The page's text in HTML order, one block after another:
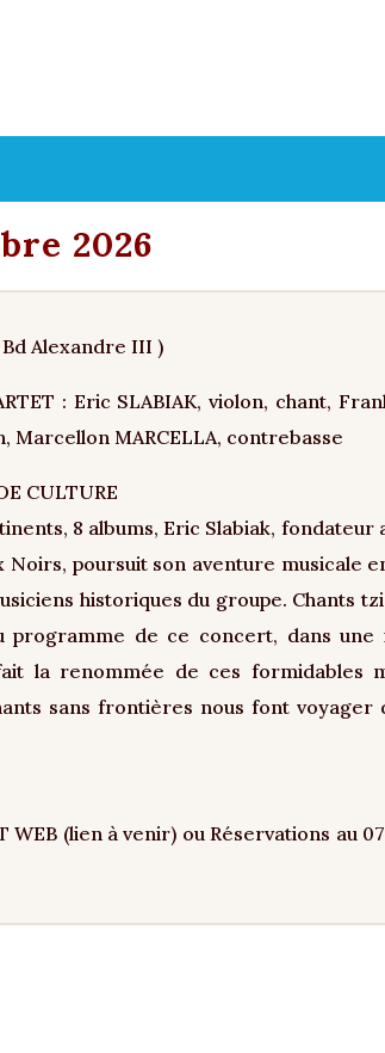
2026
Bd Alexandre III )
: Eric SLABIAK, violon, chant,
Marcellon MARCELLA, contrebasse
CULTURE
8 albums, Eric Slabiak, fondateur
Noirs, poursuit son aventure musicale
historiques du groupe. Chants
programme de ce concert, dans
la renommée de ces formidables
sans frontières nous font voyager
WEB (lien à venir) ou Réservations au